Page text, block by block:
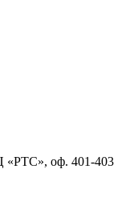
«РТС», оф. 401-403